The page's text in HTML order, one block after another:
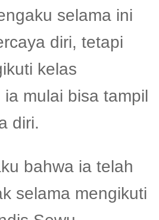
selama ini
diri, tetapi
kelas
mulai bisa tampil
diri.
bahwa ia telah
selama mengikuti